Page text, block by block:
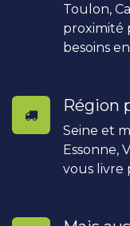
Toulon,
proximité
besoins en
Région
Seine et
Essonne,
vous livre